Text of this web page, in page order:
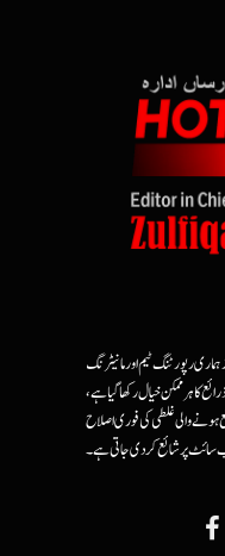
رپورٹنگ ٹیم اور مانیٹرنگ
کا ہرممکن خیال رکھا گیا ہے،
ہونے والی غلطی کی فوری اصلاح
سائٹ پر شائع کردی جاتی ہے۔